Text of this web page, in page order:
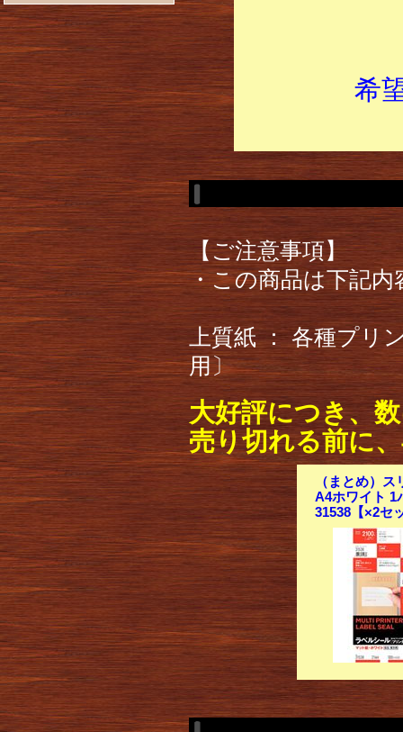
希
【ご注意事項】
・この商品は下記
上質紙 ： 各種プリ
用〕
大好評につき、
売り切れる前に
（まとめ）
A4ホワイト 1
31538【×2セ